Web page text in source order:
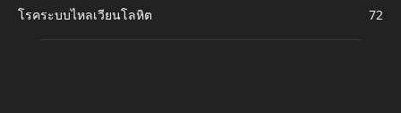
โรคระบบไหลเวียนโลหิต
72